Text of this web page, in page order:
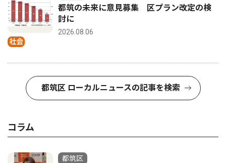
社会
都筑の未来に意見募集 区プラン改定の検
討に
2026.08.06
都筑区 ローカルニュースの記事を検索
コラム
都筑区